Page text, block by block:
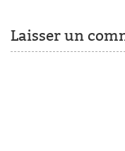
Laisser un